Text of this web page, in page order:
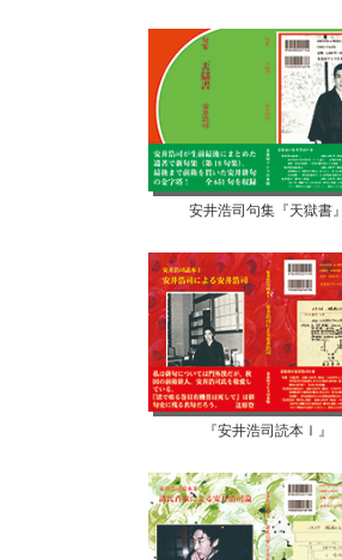
安井浩司句集『天獄書』
『安井浩司読本Ⅰ』